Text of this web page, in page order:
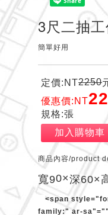
3尺二抽
簡單好用
定價:NT2250
優惠價:NT
規格:張
加入購物車
商品內容/product
寬90×深60×
<span
family:" ar-